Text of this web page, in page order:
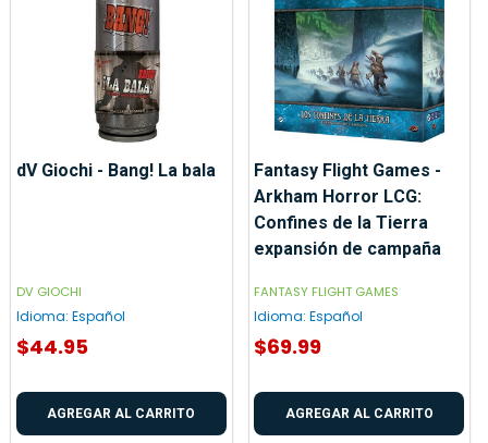
dV Giochi - Bang! La bala
DV GIOCHI
Idioma: Español
$44.95
AGREGAR AL CARRITO
Fantasy Flight Games -
Arkham Horror LCG:
Confines de la Tierra
expansión de campaña
FANTASY FLIGHT GAMES
Idioma: Español
$69.99
AGREGAR AL CARRITO